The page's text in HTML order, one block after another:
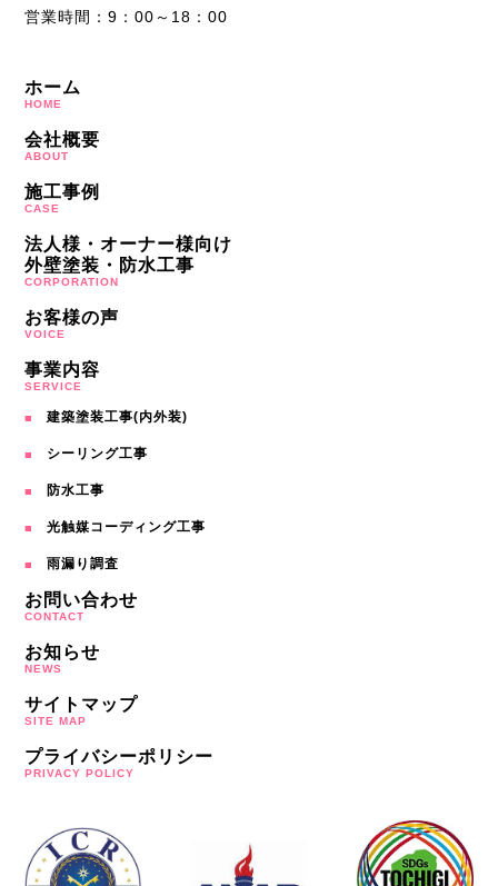
営業時間：9：00～18：00
ホーム
HOME
会社概要
ABOUT
施工事例
CASE
法人様・オーナー様向け
外壁塗装・防水工事
CORPORATION
お客様の声
VOICE
事業内容
SERVICE
建築塗装工事(内外装)
シーリング工事
防水工事
光触媒コーディング工事
雨漏り調査
お問い合わせ
CONTACT
お知らせ
NEWS
サイトマップ
SITE MAP
プライバシーポリシー
PRIVACY POLICY